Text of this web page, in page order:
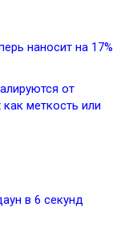
наносит на 17%
от
как меткость или
в 6 секунд